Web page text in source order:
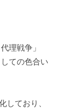
理戦争」
ての色合い
しており、